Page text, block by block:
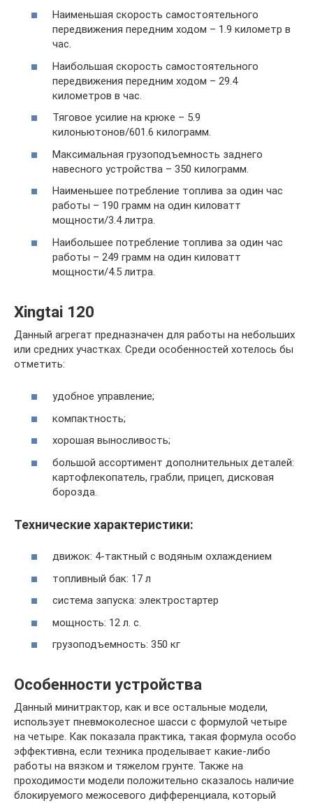
Наименьшая скорость самостоятельного
передвижения передним ходом – 1.9 километр в
час.
Наибольшая скорость самостоятельного
передвижения передним ходом – 29.4
километров в час.
Тяговое усилие на крюке – 5.9
килоньютонов/601.6 килограмм.
Максимальная грузоподъемность заднего
навесного устройства – 350 килограмм.
Наименьшее потребление топлива за один час
работы – 190 грамм на один киловатт
мощности/3.4 литра.
Наибольшее потребление топлива за один час
работы – 249 грамм на один киловатт
мощности/4.5 литра.
Xingtai 120
Данный агрегат предназначен для работы на небольших
или средних участках. Среди особенностей хотелось бы
отметить:
удобное управление;
компактность;
хорошая выносливость;
большой ассортимент дополнительных деталей:
картофлекопатель, грабли, прицеп, дисковая
борозда.
Технические характеристики:
движок: 4-тактный с водяным охлаждением
топливный бак: 17 л
система запуска: электростартер
мощность: 12 л. с.
грузоподъемность: 350 кг
Особенности устройства
Данный минитрактор, как и все остальные модели,
использует пневмоколесное шасси с формулой четыре
на четыре. Как показала практика, такая формула особо
эффективна, если техника проделывает какие-либо
работы на вязком и тяжелом грунте. Также на
проходимости модели положительно сказалось наличие
блокируемого межосевого дифференциала, который